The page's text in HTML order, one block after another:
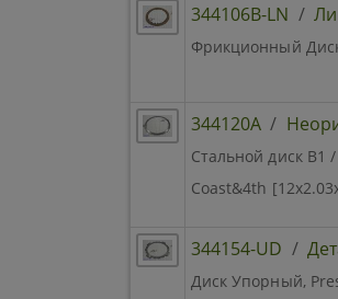
344106B-LN /
Фрикционный
344120A /
Стальной диск
Coast&4th
344154-UD /
Диск Упорный,